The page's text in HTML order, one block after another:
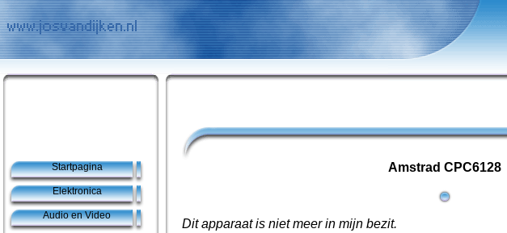
Startpagina
Elektronica
Audio en Video
Amstrad CPC6128
Dit apparaat is niet meer in mijn bezit.